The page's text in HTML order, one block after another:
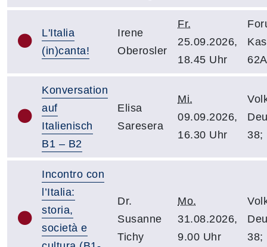
L'Italia
(in)canta!
Irene
Oberosler
Fr.
25.09.2026,
18.45 Uhr
Konversation
auf
Italienisch
B1 – B2
Elisa
Saresera
Mi.
09.09.2026,
16.30 Uhr
38;
Incontro con
l’Italia:
storia,
società e
Dr.
Susanne
Tichy
Mo.
31.08.2026,
9.00 Uhr
38;